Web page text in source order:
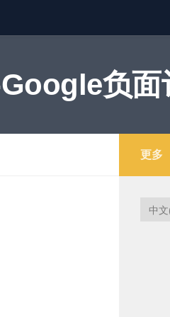
负面
更多